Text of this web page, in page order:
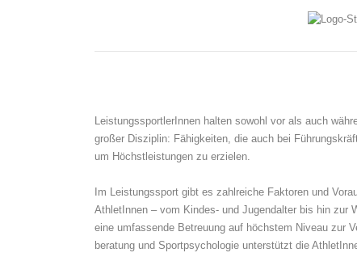
LeistungssportlerInnen halten sowohl vor als auch
großer Disziplin: Fähigkeiten, die auch bei
um Höchstleistungen zu erzielen.
Im Leistungssport gibt es zahlreiche Faktoren und
AthletInnen – vom Kindes- und Jugendalter bis hin zur
eine umfassende Betreuung auf höchstem Niveau zur
beratung und Sportpsychologie unterstützt die